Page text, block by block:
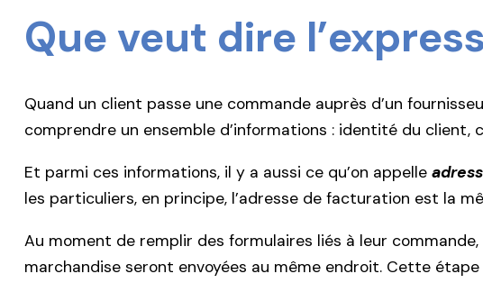
Que veut dire
Quand un client passe une commande auprès d’un
comprendre un ensemble d’informations : identité du client,
Et parmi ces informations, il y a aussi ce qu’on appelle
les particuliers, en principe, l’adresse de facturation est la
Au moment de remplir des formulaires liés à leur
marchandise seront envoyées au même endroit. Cette